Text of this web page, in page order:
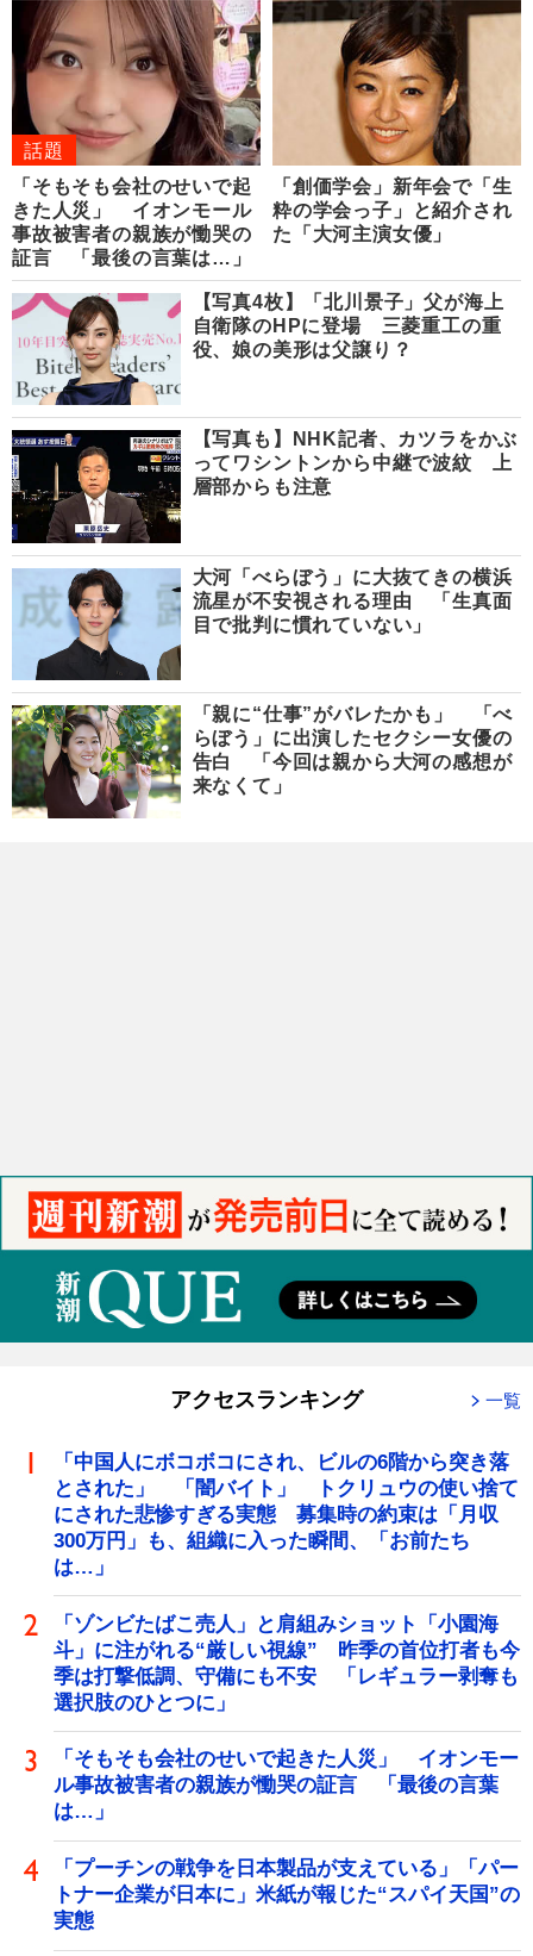
話題
「そもそも会社のせいで起
きた人災」 イオンモール
事故被害者の親族が慟哭の
証言 「最後の言葉は…」
「創価学会」新年会で「生
粋の学会っ子」と紹介され
た「大河主演女優」
【写真4枚】「北川景子」父が海上
自衛隊のHPに登場 三菱重工の重
役、娘の美形は父譲り？
【写真も】NHK記者、カツラをかぶ
ってワシントンから中継で波紋 上
層部からも注意
大河「べらぼう」に大抜てきの横浜
流星が不安視される理由 「生真面
目で批判に慣れていない」
「親に“仕事”がバレたかも」 「べ
らぼう」に出演したセクシー女優の
告白 「今回は親から大河の感想が
来なくて」
アクセスランキング 一覧
「中国人にボコボコにされ、ビルの6階から突き落
とされた」 「闇バイト」 トクリュウの使い捨て
にされた悲惨すぎる実態 募集時の約束は「月収
300万円」も、組織に入った瞬間、「お前たち
は…」
「ゾンビたばこ売人」と肩組みショット「小園海
斗」に注がれる“厳しい視線” 昨季の首位打者も今
季は打撃低調、守備にも不安 「レギュラー剥奪も
選択肢のひとつに」
「そもそも会社のせいで起きた人災」 イオンモー
ル事故被害者の親族が慟哭の証言 「最後の言葉
は…」
「プーチンの戦争を日本製品が支えている」「パー
トナー企業が日本に」米紙が報じた“スパイ天国”の
実態